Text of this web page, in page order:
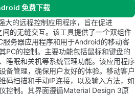
免费下载
大的远程控制应用程序，旨在促进
的无缝交互。该工具提供了一个双组件
务器应用程序和用于Android的移动客
PC的控制。主要功能包括鼠标和键盘的
睡眠和关机等系统管理功能。该应用程序
备管理，确保用户友好的体验。移动客户
码扫描和手动IP连接，以及输入方法，如
控制。其界面遵循Material Design 3原